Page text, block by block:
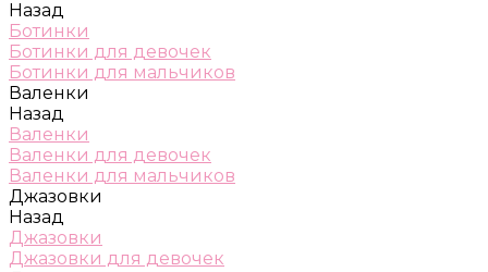
Назад
Ботинки
Ботинки для девочек
Ботинки для мальчиков
Валенки
Назад
Валенки
Валенки для девочек
Валенки для мальчиков
Джазовки
Назад
Джазовки
Джазовки для девочек